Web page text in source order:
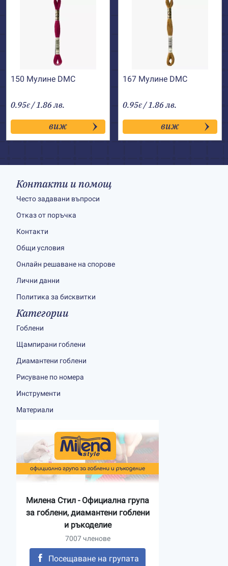
150 Мулине DMC
0.95€ / 1.86 лв.
виж
167 Мулине DMC
0.95€ / 1.86 лв.
виж
Контакти и помощ
Често задавани въпроси
Отказ от поръчка
Контакти
Общи условия
Онлайн решаване на спорове
Лични данни
Политика за бисквитки
Категории
Гоблени
Щампирани гоблени
Диамантени гоблени
Рисуване по номера
Инструменти
Материали
Милена Стил - Официална група
за гоблени, диамантени гоблени
и ръкоделие
7007 членове
Посещаване на групата